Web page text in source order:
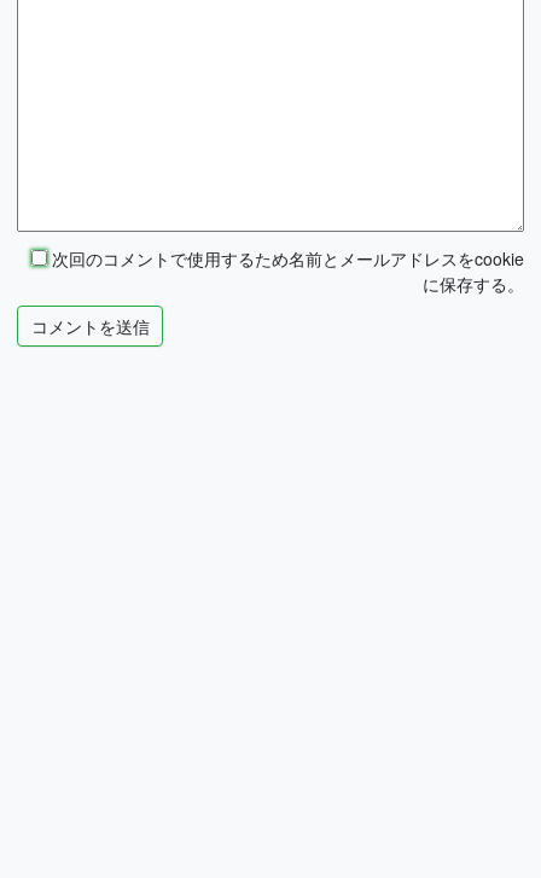
次回のコメントで使用するため名前とメールアドレスをcookie
に保存する。